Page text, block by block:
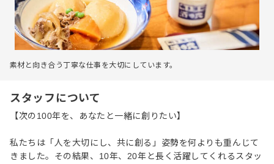
素材と向き合う丁寧な仕事を大切にしています。
スタッフについて
【次の100年を、あなたと一緒に創りたい】
私たちは「人を大切にし、共に創る」姿勢を何よりも重んじて
きました。その結果、10年、20年と長く活躍してくれるスタッ